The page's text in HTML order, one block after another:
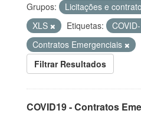
Grupos: Licitações e
XLS
Etiquetas:
Contratos Emergenciais
Filtrar Resultados
COVID19 - Contratos